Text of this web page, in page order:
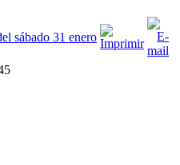
sábado 31 enero